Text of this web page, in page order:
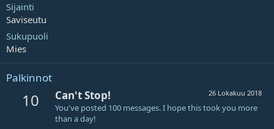
Sijainti
Saviseutu
Sukupuoli
Mies
Palkinnot
10 26 Lokakuu 2018
Can't Stop!
You've posted 100 messages. I hope this took you more
than a day!